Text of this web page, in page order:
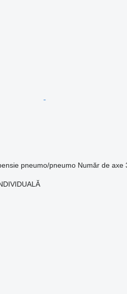
pneumo/pneumo Număr de axe